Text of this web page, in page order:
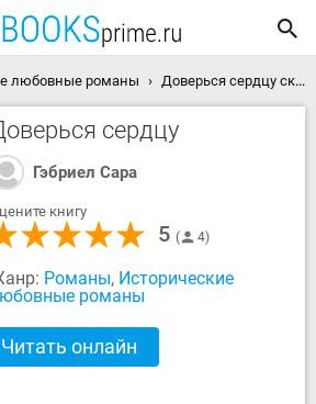
любовные романы Доверься сердцу скачать книгу
сердцу
Гэбриел Сара
книгу
5 4
Романы, Исторические
романы
Читать онлайн